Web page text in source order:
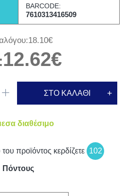
BARCODE:
7610313416509
12.62€
ΣΤΟ ΚΑΛΑΘΙ
διαθέσιμο
προϊόντος κερδίζετε 102
Πόντους